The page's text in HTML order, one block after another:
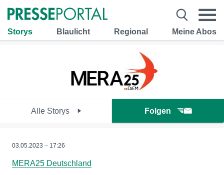
Storys Blaulicht Regional Meine Abos
Alle Storys Folgen
03.05.2023 – 17:26
MERA25 Deutschland